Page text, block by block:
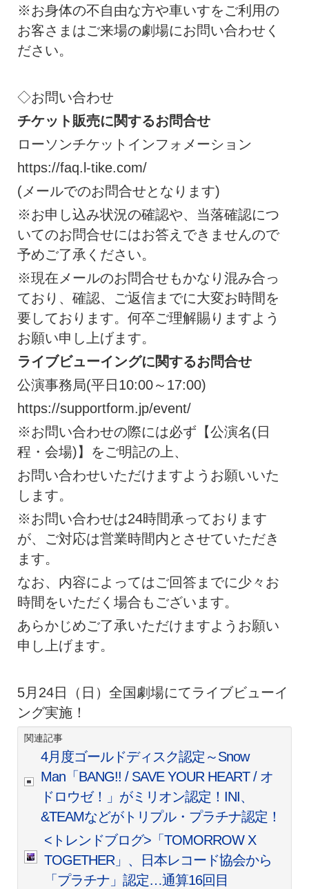
※お身体の不自由な方や車いすをご利用の
お客さまはご来場の劇場にお問い合わせく
ださい。
◇お問い合わせ
チケット販売に関するお問合せ
ローソンチケットインフォメーション
https://faq.l-tike.com/
(メールでのお問合せとなります)
※お申し込み状況の確認や、当落確認につ
いてのお問合せにはお答えできませんので
予めご了承ください。
※現在メールのお問合せもかなり混み合っ
ており、確認、ご返信までに大変お時間を
要しております。何卒ご理解賜りますよう
お願い申し上げます。
ライブビューイングに関するお問合せ
公演事務局(平日10:00～17:00)
https://supportform.jp/event/
※お問い合わせの際には必ず【公演名(日
程・会場)】をご明記の上、
お問い合わせいただけますようお願いいた
します。
※お問い合わせは24時間承っております
が、ご対応は営業時間内とさせていただき
ます。
なお、内容によってはご回答までに少々お
時間をいただく場合もございます。
あらかじめご了承いただけますようお願い
申し上げます。
5月24日（日）全国劇場にてライブビューイ
ング実施！
関連記事
4月度ゴールドディスク認定～Snow
Man「BANG!! / SAVE YOUR HEART / オ
ドロウゼ！」がミリオン認定！INI、
&TEAMなどがトリプル・プラチナ認定！
<トレンドブログ>「TOMORROW X
TOGETHER」、日本レコード協会から
「プラチナ」認定…通算16回目